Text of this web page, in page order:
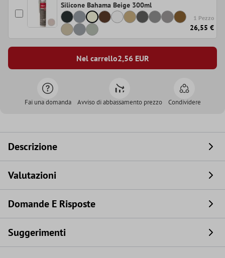
Silicone Bahama Beige 300ml
1 Pezzo
26,55 €
Nel carrello2,56EUR
Fai una domanda Avviso di abbassamento prezzo Condividere
Descrizione
Valutazioni
Domande E Risposte
Suggerimenti